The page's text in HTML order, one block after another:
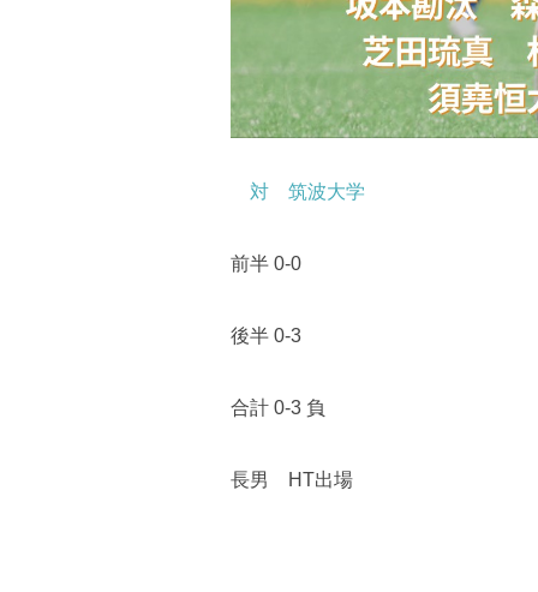
対 筑波大学
前半 0-0
後半 0-3
合計 0-3 負
長男 HT出場